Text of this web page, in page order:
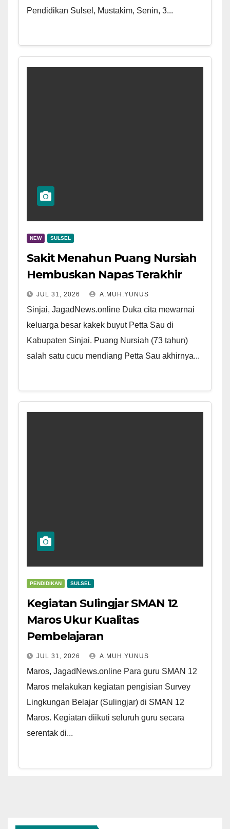
Pendidikan Sulsel, Mustakim, Senin, 3...
NEW SULSEL
Sakit Menahun Puang Nursiah
Hembuskan Napas Terakhir
JUL 31, 2026 A.MUH.YUNUS
Sinjai, JagadNews.online Duka cita mewarnai
keluarga besar kakek buyut Petta Sau di
Kabupaten Sinjai. Puang Nursiah (73 tahun)
salah satu cucu mendiang Petta Sau akhirnya...
PENDIDIKAN SULSEL
Kegiatan Sulingjar SMAN 12
Maros Ukur Kualitas
Pembelajaran
JUL 31, 2026 A.MUH.YUNUS
Maros, JagadNews.online Para guru SMAN 12
Maros melakukan kegiatan pengisian Survey
Lingkungan Belajar (Sulingjar) di SMAN 12
Maros. Kegiatan diikuti seluruh guru secara
serentak di...